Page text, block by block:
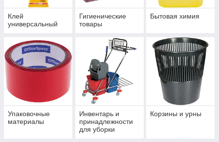
Клей
универсальный
Гигиенические
товары
Бытовая химия
Упаковочные
материалы
Инвентарь и
принадлежности
для уборки
Корзины и урны